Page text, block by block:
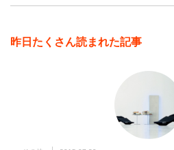
昨日たくさん読まれた記事